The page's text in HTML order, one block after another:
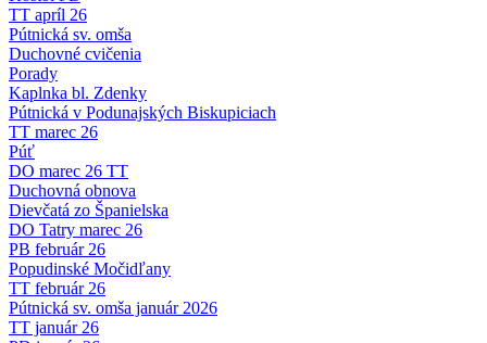
TT apríl 26
Pútnická sv. omša
Duchovné cvičenia
Porady
Kaplnka bl. Zdenky
Pútnická v Podunajských Biskupiciach
TT marec 26
Púť
DO marec 26 TT
Duchovná obnova
Dievčatá zo Španielska
DO Tatry marec 26
PB február 26
Popudinské Močidľany
TT február 26
Pútnická sv. omša január 2026
TT január 26